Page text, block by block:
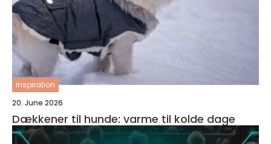
inspiration
20. June 2026
Dækkener til hunde: varme til kolde dage